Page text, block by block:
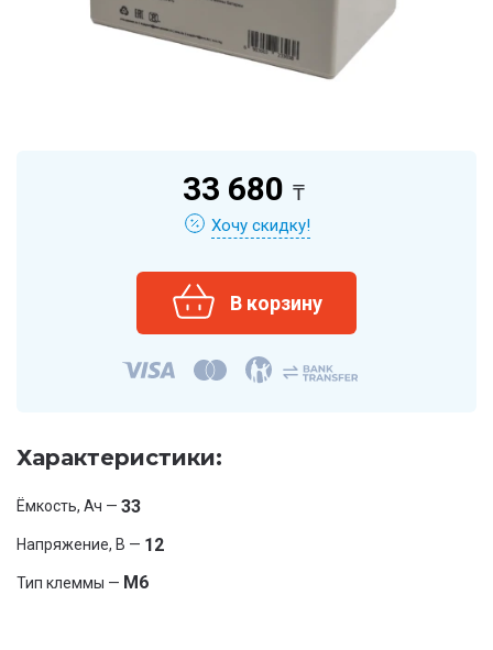
33 680 ₸
Хочу скидку!
Характеристики:
Ёмкость, Ач — 33
Напряжение, В — 12
Тип клеммы — M6